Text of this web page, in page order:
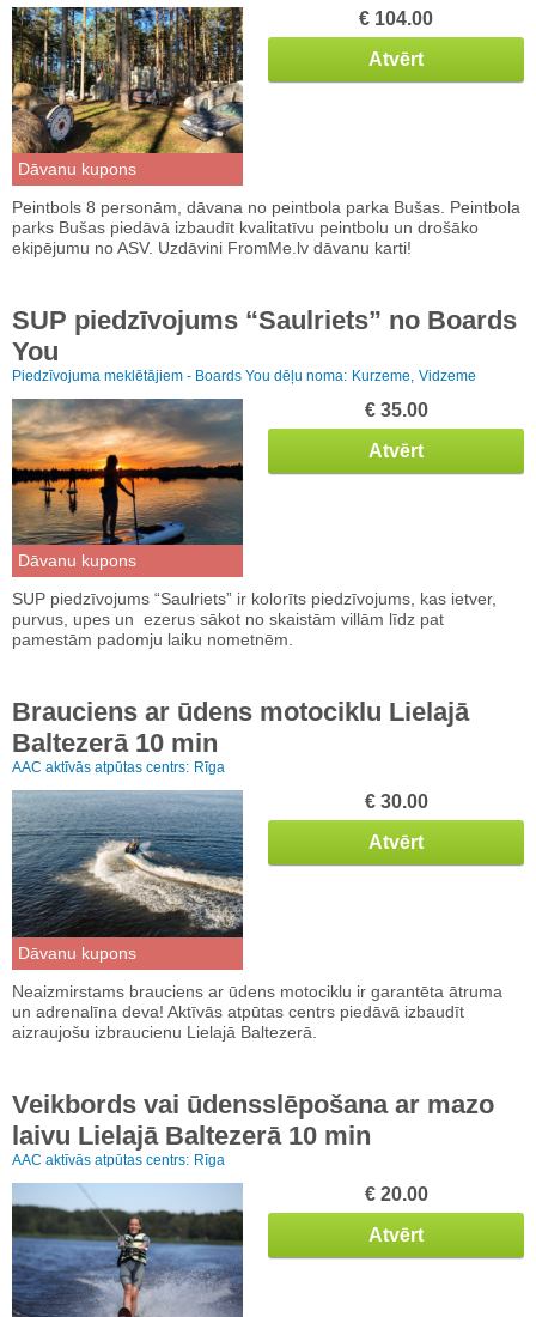
Dāvanu kupons
€ 104.00
Atvērt
Peintbols 8 personām, dāvana no peintbola parka Bušas. Peintbola
parks Bušas piedāvā izbaudīt kvalitatīvu peintbolu un drošāko
ekipējumu no ASV. Uzdāvini FromMe.lv dāvanu karti!
SUP piedzīvojums “Saulriets” no Boards
You
Piedzīvojuma meklētājiem - Boards You dēļu noma: Kurzeme, Vidzeme
Dāvanu kupons
€ 35.00
Atvērt
SUP piedzīvojums “Saulriets” ir kolorīts piedzīvojums, kas ietver,
purvus, upes un ezerus sākot no skaistām villām līdz pat
pamestām padomju laiku nometnēm.
Brauciens ar ūdens motociklu Lielajā
Baltezerā 10 min
AAC aktīvās atpūtas centrs: Rīga
Dāvanu kupons
€ 30.00
Atvērt
Neaizmirstams brauciens ar ūdens motociklu ir garantēta ātruma
un adrenalīna deva! Aktīvās atpūtas centrs piedāvā izbaudīt
aizraujošu izbraucienu Lielajā Baltezerā.
Veikbords vai ūdensslēpošana ar mazo
laivu Lielajā Baltezerā 10 min
AAC aktīvās atpūtas centrs: Rīga
€ 20.00
Atvērt